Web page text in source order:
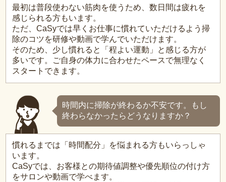
最初は普段使わない筋肉を使うため、数日間は疲れを
感じられる方もいます。
ただ、CaSyでは早くお仕事に慣れていただけるよう掃
除のコツを研修や動画で学んでいただけます。
そのため、少し慣れると「程よい運動」と感じる方が
多いです。ご自身の体力に合わせたペースで無理なく
スタートできます。
時間内に掃除が終わるか不安です。もし
終わらなかったらどうなりますか？
慣れるまでは「時間配分」を悩まれる方もいらっしゃ
います。
CaSyでは、お客様との期待値調整や優先順位の付け方
をサロンや動画で学べます。